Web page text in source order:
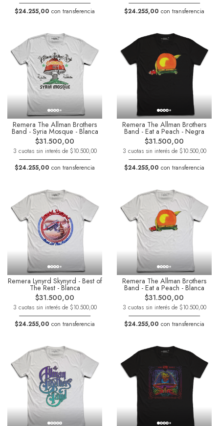
$24.255,00 con transferencia
$24.255,00 con transferencia
Remera The Allman Brothers
Band - Syria Mosque - Blanca
$31.500,00
3 cuotas sin interés de $10.500,00
$24.255,00 con transferencia
Remera The Allman Brothers
Band - Eat a Peach - Negra
$31.500,00
3 cuotas sin interés de $10.500,00
$24.255,00 con transferencia
Remera Lynyrd Skynyrd - Best of
The Rest - Blanca
$31.500,00
3 cuotas sin interés de $10.500,00
$24.255,00 con transferencia
Remera The Allman Brothers
Band - Eat a Peach - Blanca
$31.500,00
3 cuotas sin interés de $10.500,00
$24.255,00 con transferencia